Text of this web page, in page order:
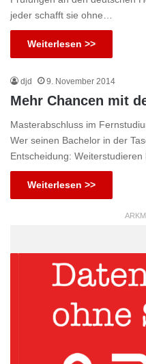
jeder schafft sie ohne…
Weiterlesen >>
djd 9. November 2014
Mehr Chancen mit
Masterabschluss im
Wer seinen Bachelor in der
Entscheidung: Weiterstudieren
Weiterlesen >>